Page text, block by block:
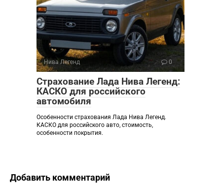
Нива Легенд 0
Страхование Лада Нива Легенд:
КАСКО для российского
автомобиля
Особенности страхования Лада Нива Легенд.
КАСКО для российского авто, стоимость,
особенности покрытия.
Добавить комментарий